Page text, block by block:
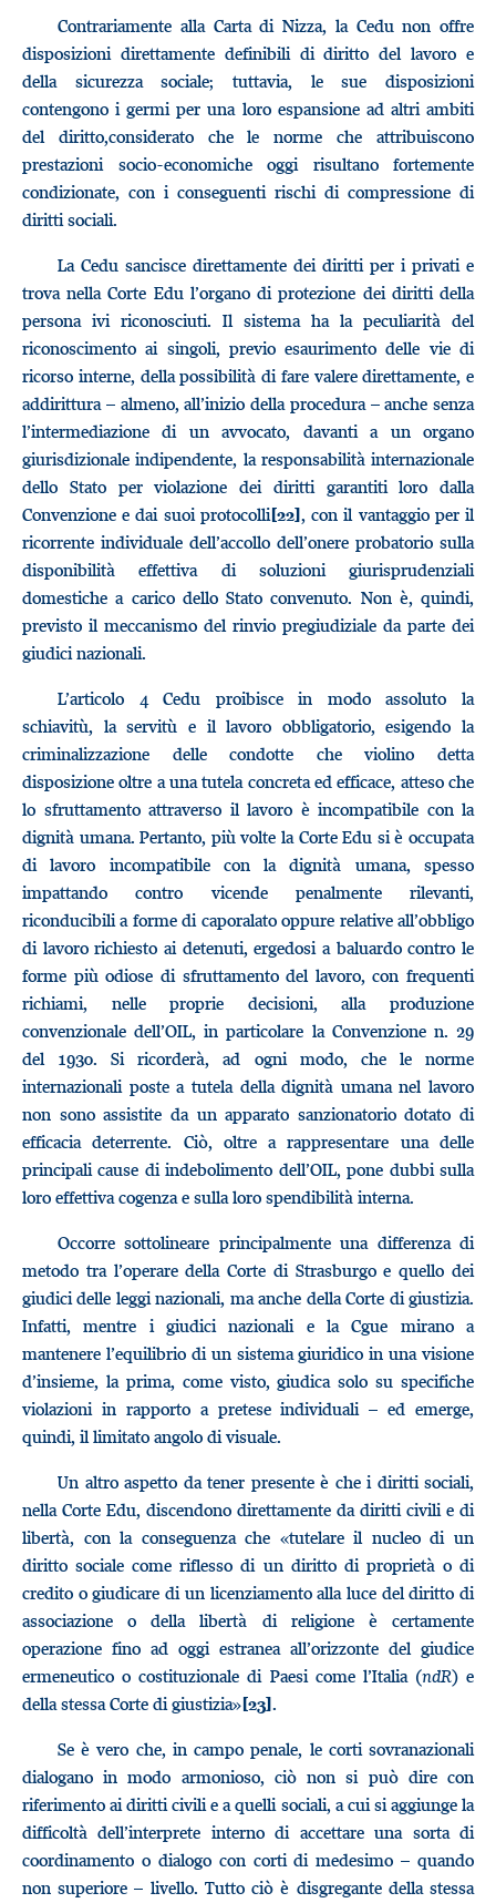
Contrariamente alla Carta di Nizza, la Cedu non offre
disposizioni direttamente definibili di diritto del lavoro e
della sicurezza sociale; tuttavia, le sue disposizioni
contengono i germi per una loro espansione ad altri ambiti
del diritto,considerato che le norme che attribuiscono
prestazioni socio-economiche oggi risultano fortemente
condizionate, con i conseguenti rischi di compressione di
diritti sociali.
La Cedu sancisce direttamente dei diritti per i privati e
trova nella Corte Edu l’organo di protezione dei diritti della
persona ivi riconosciuti. Il sistema ha la peculiarità del
riconoscimento ai singoli, previo esaurimento delle vie di
ricorso interne, della possibilità di fare valere direttamente, e
addirittura – almeno, all’inizio della procedura – anche senza
l’intermediazione di un avvocato, davanti a un organo
giurisdizionale indipendente, la responsabilità internazionale
dello Stato per violazione dei diritti garantiti loro dalla
Convenzione e dai suoi protocolli[22], con il vantaggio per il
ricorrente individuale dell’accollo dell’onere probatorio sulla
disponibilità effettiva di soluzioni giurisprudenziali
domestiche a carico dello Stato convenuto. Non è, quindi,
previsto il meccanismo del rinvio pregiudiziale da parte dei
giudici nazionali.
L’articolo 4 Cedu proibisce in modo assoluto la
schiavitù, la servitù e il lavoro obbligatorio, esigendo la
criminalizzazione delle condotte che violino detta
disposizione oltre a una tutela concreta ed efficace, atteso che
lo sfruttamento attraverso il lavoro è incompatibile con la
dignità umana. Pertanto, più volte la Corte Edu si è occupata
di lavoro incompatibile con la dignità umana, spesso
impattando contro vicende penalmente rilevanti,
riconducibili a forme di caporalato oppure relative all’obbligo
di lavoro richiesto ai detenuti, ergedosi a baluardo contro le
forme più odiose di sfruttamento del lavoro, con frequenti
richiami, nelle proprie decisioni, alla produzione
convenzionale dell’OIL, in particolare la Convenzione n. 29
del 1930. Si ricorderà, ad ogni modo, che le norme
internazionali poste a tutela della dignità umana nel lavoro
non sono assistite da un apparato sanzionatorio dotato di
efficacia deterrente. Ciò, oltre a rappresentare una delle
principali cause di indebolimento dell’OIL, pone dubbi sulla
loro effettiva cogenza e sulla loro spendibilità interna.
Occorre sottolineare principalmente una differenza di
metodo tra l’operare della Corte di Strasburgo e quello dei
giudici delle leggi nazionali, ma anche della Corte di giustizia.
Infatti, mentre i giudici nazionali e la Cgue mirano a
mantenere l’equilibrio di un sistema giuridico in una visione
d’insieme, la prima, come visto, giudica solo su specifiche
violazioni in rapporto a pretese individuali – ed emerge,
quindi, il limitato angolo di visuale.
Un altro aspetto da tener presente è che i diritti sociali,
nella Corte Edu, discendono direttamente da diritti civili e di
libertà, con la conseguenza che «tutelare il nucleo di un
diritto sociale come riflesso di un diritto di proprietà o di
credito o giudicare di un licenziamento alla luce del diritto di
associazione o della libertà di religione è certamente
operazione fino ad oggi estranea all’orizzonte del giudice
ermeneutico o costituzionale di Paesi come l’Italia (ndR) e
della stessa Corte di giustizia»[23].
Se è vero che, in campo penale, le corti sovranazionali
dialogano in modo armonioso, ciò non si può dire con
riferimento ai diritti civili e a quelli sociali, a cui si aggiunge la
difficoltà dell’interprete interno di accettare una sorta di
coordinamento o dialogo con corti di medesimo – quando
non superiore – livello. Tutto ciò è disgregante della stessa